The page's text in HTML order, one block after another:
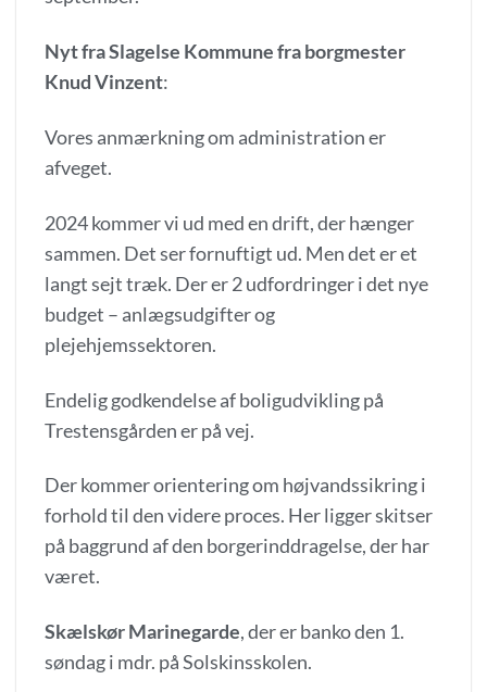
Nyt fra Slagelse Kommune fra borgmester
Knud Vinzent:
Vores anmærkning om administration er
afveget.
2024 kommer vi ud med en drift, der hænger
sammen. Det ser fornuftigt ud. Men det er et
langt sejt træk. Der er 2 udfordringer i det nye
budget – anlægsudgifter og
plejehjemssektoren.
Endelig godkendelse af boligudvikling på
Trestensgården er på vej.
Der kommer orientering om højvandssikring i
forhold til den videre proces. Her ligger skitser
på baggrund af den borgerinddragelse, der har
været.
Skælskør Marinegarde, der er banko den 1.
søndag i mdr. på Solskinsskolen.